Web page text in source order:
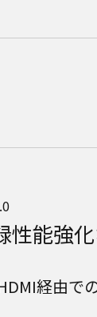
性能強
経由で